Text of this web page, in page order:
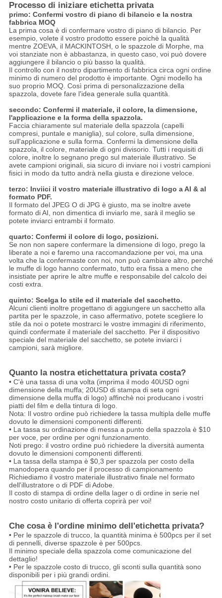
Processo di iniziare etichetta privata
primo: Confermi vostro di piano di bilancio e la nostra
fabbrica MOQ
La prima cosa è di confermare vostro di piano di bilancio. Per
esempio, volete il vostro prodotto essere poichè la qualità
mentre ZOEVA, il MACKINTOSH, o le spazzole di Morphe, ma
voi stanziate non è abbastanza, in questo caso, voi può dovere
aggiungere il bilancio o più basso la qualità.
Il controllo con il nostro dipartimento di fabbrica circa ogni ordine
minimo di numero del prodotto è importante. Ogni modello ha
suo proprio MOQ. Così prima di personalizzazione della
spazzola, dovete fare l'idea generale sulla quantità.
secondo: Confermi il materiale, il colore, la dimensione,
l'applicazione e la forma della spazzola.
Faccia chiaramente sul materiale della spazzola (capelli
compresi, puntale e maniglia), sul colore, sulla dimensione,
sull'applicazione e sulla forma. Confermi la dimensione della
spazzola, il colore, materiale di ogni divisorio. Tutti i requisiti di
colore, inoltre lo segnano prego sul materiale illustrativo. Se
avete campioni originali, sia sicuro di inviare noi i vostri campioni
fisici in modo da tutto andrà nella giusta e direzione veloce.
terzo: Inviici il vostro materiale illustrativo di logo a AI & al
formato PDF.
Il formato del JPEG O di JPG è giusto, ma se inoltre avete
formato di AI, non dimentica di inviarlo me, sarà il meglio se
potete inviarci entrambi il formato.
quarto: Confermi il colore di logo, posizioni.
Se non non sapere confermare la dimensione di logo, prego la
liberate a noi e faremo una raccomandazione per voi, ma una
volta che la confermaste con noi, non può cambiare altro, perché
le muffe di logo hanno confermato, tutto era fissa a meno che
insistiate per aprire le altre muffe e responsabile del calcolo dei
costi extra.
quinto: Scelga lo stile ed il materiale del sacchetto.
Alcuni clienti inoltre progettano di aggiungere un sacchetto alla
partita per le spazzole, in caso affermativo, potete scegliere lo
stile da noi o potete mostrarci le vostre immagini di riferimento,
quindi confermate il materiale del sacchetto. Per il dispositivo
speciale del materiale del sacchetto, se potete inviarci i
campioni, sarà migliore.
Quanto la nostra etichettatura privata costa?
• C'è una tassa di una volta (imprima il modo 40USD ogni
dimensione della muffa; 20USD di stampa di seta ogni
dimensione della muffa di logo) affinchè noi producano i vostri
piatti del film e della tintura di logo.
Nota: Il vostro ordine può richiedere la tassa multipla delle muffe
dovuto le dimensioni componenti differenti.
• La tassa su ordinazione di messa a punto della spazzola è $10
per voce, per ordine per ogni funzionamento.
Noti prego: il vostro ordine può richiedere la diversità aumenta
dovuto le dimensioni componenti differenti.
• La tassa della stampa è $0,3 per spazzola per costo della
manodopera quando per il processo di campionamento
Richiediamo il vostro materiale illustrativo finale nel formato
dell'illustratore o di PDF di Adobe.
Il costo di stampa di ordine della lager o di ordine in serie nel
nostro costo unitario di offerta coprirà per voi!
Che cosa è l'ordine minimo dell'etichetta privata?
• Per le spazzole di trucco, la quantità minima è 500pcs per il set
di pennelli, diverse spazzole è per 500pcs.
Il minimo speciale della spazzola come comunicazione del
dettaglio!
• Per le spazzole costo di trucco, gli sconti sulla quantità sono
disponibili per i più grandi ordini.